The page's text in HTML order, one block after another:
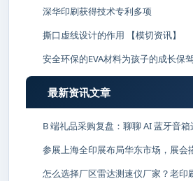
深华印刷获得技术专利多项
撕口虚线设计的作用 【模切资讯】
安全环保的EVA材料为孩子的成长保
最新资讯文章
B 端礼品采购复盘：聊聊 AI 蓝牙音
参展上海全印展布局华东市场，展会
怎么选择厂区雷达测速仪厂家？老印